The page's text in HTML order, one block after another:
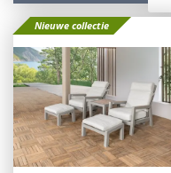
Nieuwe collectie